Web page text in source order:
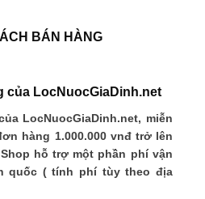
của LocNuocGiaDinh.net
LocNuocGiaDinh.net, miễn
hàng 1.000.000 vnđ trở lên
hỗ trợ một phần phí vận
quốc ( tính phí tùy theo địa
BÁN HÀNG